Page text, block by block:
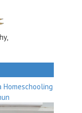
Homeschooling